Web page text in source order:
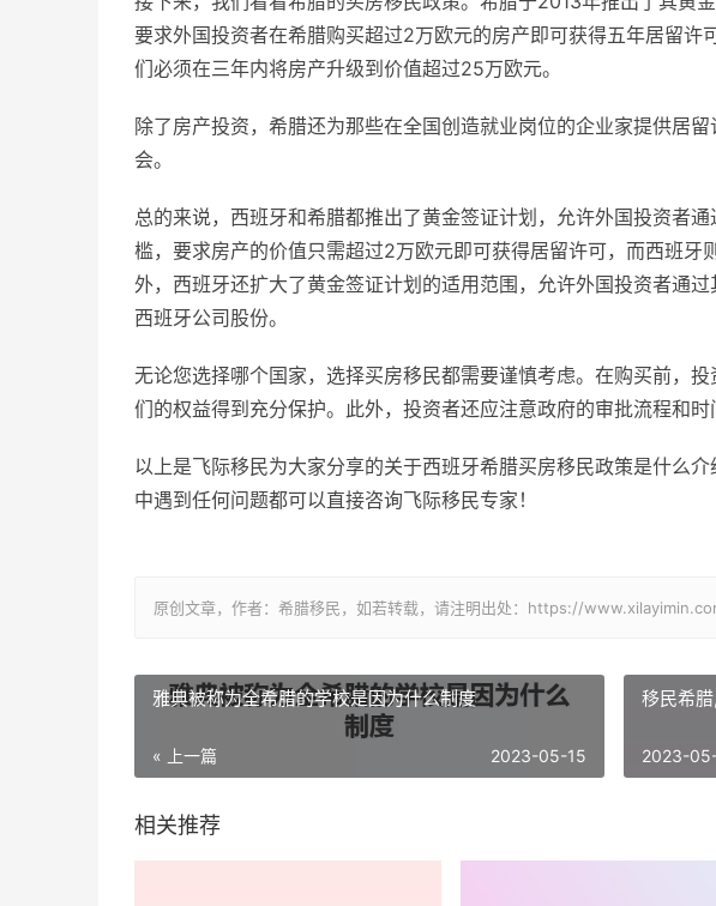
要求外国投资者在希腊购买超过2万欧元的房产即可获得五年居留许
们必须在三年内将房产升级到价值超过25万欧元。
除了房产投资，希腊还为那些在全国创造就业岗位的企业家提供居
会。
总的来说，西班牙和希腊都推出了黄金签证计划，允许外国投资者
槛，要求房产的价值只需超过2万欧元即可获得居留许可，而西班
外，西班牙还扩大了黄金签证计划的适用范围，允许外国投资者通
西班牙公司股份。
无论您选择哪个国家，选择买房移民都需要谨慎考虑。在购买前，
们的权益得到充分保护。此外，投资者还应注意政府的审批流程和时
以上是飞际移民为大家分享的关于西班牙希腊买房移民政策是什么
中遇到任何问题都可以直接咨询飞际移民专家！
原创文章，作者：希腊移民，如若转载，请注明出处：https://
雅典被称为全希腊的学校是因为什么制度
« 上一篇 2023-05-15
移民希
2023-
相关推荐